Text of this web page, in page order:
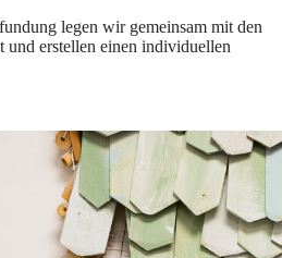
legen wir gemeinsam mit den
und erstellen einen individuellen